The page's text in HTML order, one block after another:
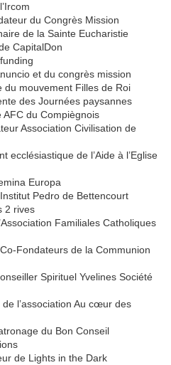
du Congrès Mission
de la Sainte Eucharistie
CapitalDon
et du congrès mission
du mouvement Filles de Roi
des Journées paysannes
du Compiègnois
Association Civilisation de
ecclésiastique de l’Aide à l’Eglise
Europa
Pedro de Bettencourt
2 rives
Familiales Catholiques
Fondateurs de la Communion
Spirituel Yvelines Société
l’association Au cœur des
du Bon Conseil
de Lights in the Dark